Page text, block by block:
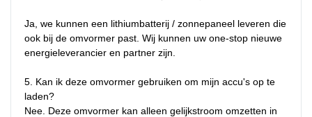
Ja, we kunnen een lithiumbatterij / zonnepaneel leveren die
ook bij de omvormer past. Wij kunnen uw one-stop nieuwe
energieleverancier en partner zijn.
5. Kan ik deze omvormer gebruiken om mijn accu's op te
laden?
Nee. Deze omvormer kan alleen gelijkstroom omzetten in